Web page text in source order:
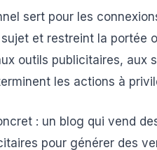
sert pour les
et restreint la portée
outils publicitaires, aux
les actions à
: un blog qui vend
pour générer des